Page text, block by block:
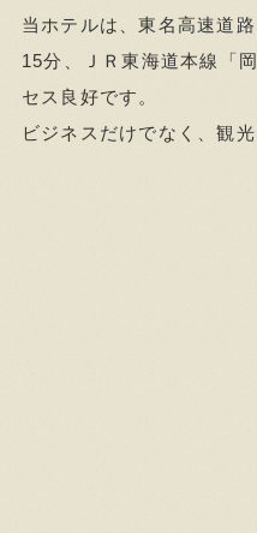
当ホテルは、東名高速道
15分、ＪＲ東海道本線「
セス良好です。
ビジネスだけでなく、観